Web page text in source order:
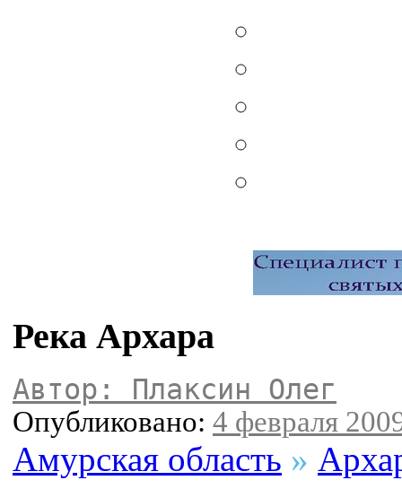
Река Архара
Автор: Плаксин Олег
Опубликовано: 4 февраля
Амурская область »